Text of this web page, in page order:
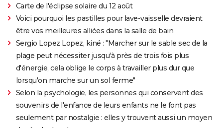
Carte de l'éclipse solaire du 12 août
Voici pourquoi les pastilles pour lave-vaisselle devraient
être vos meilleures alliées dans la salle de bain
Sergio Lopez Lopez, kiné : "Marcher sur le sable sec de la
plage peut nécessiter jusqu'à près de trois fois plus
d'énergie, cela oblige le corps à travailler plus dur que
lorsqu'on marche sur un sol ferme"
Selon la psychologie, les personnes qui conservent des
souvenirs de l'enfance de leurs enfants ne le font pas
seulement par nostalgie : elles y trouvent aussi un moyen